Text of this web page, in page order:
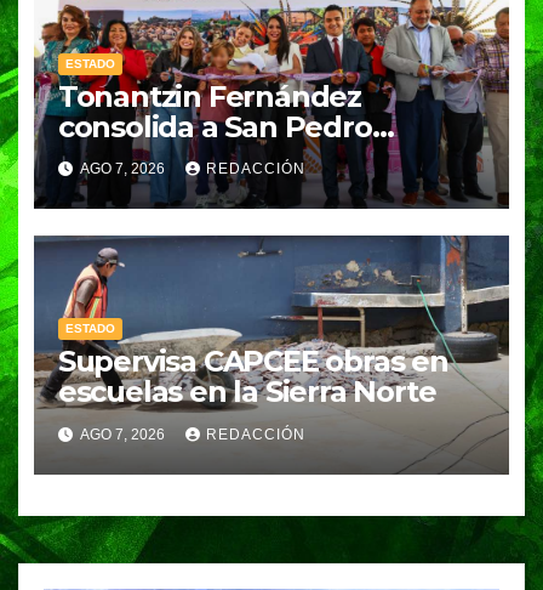
ESTADO
Tonantzin Fernández
consolida a San Pedro
Cholula como referente en
turismo inteligente
AGO 7, 2026 REDACCIÓN
ESTADO
Supervisa CAPCEE obras en
escuelas en la Sierra Norte
AGO 7, 2026 REDACCIÓN